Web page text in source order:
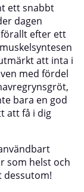
ett snabbt
dagen
efter ett
att inta i
med fördel
bara en god
att få i dig
som helst och
dessutom!